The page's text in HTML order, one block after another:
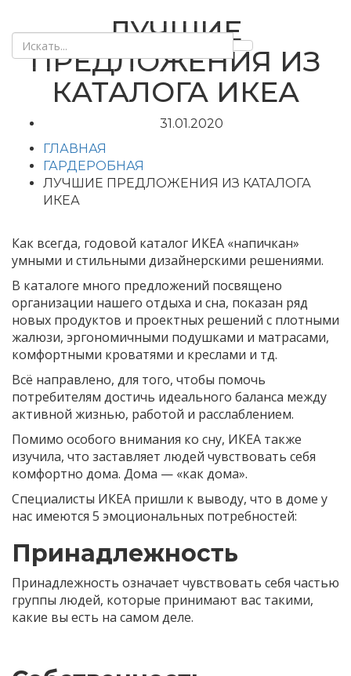
ЛУЧШИЕ
ПРЕДЛОЖЕНИЯ ИЗ
КАТАЛОГА ИКЕА
31.01.2020
ГЛАВНАЯ
ГАРДЕРОБНАЯ
ЛУЧШИЕ ПРЕДЛОЖЕНИЯ ИЗ КАТАЛОГА
ИКЕА
Как всегда, годовой каталог ИКЕА «напичкан»
умными и стильными дизайнерскими решениями.
В каталоге много предложений посвящено
организации нашего отдыха и сна, показан ряд
новых продуктов и проектных решений с плотными
жалюзи, эргономичными подушками и матрасами,
комфортными кроватями и креслами и тд.
Всё направлено, для того, чтобы помочь
потребителям достичь идеального баланса между
активной жизнью, работой и расслаблением.
Помимо особого внимания ко сну, ИКЕА также
изучила, что заставляет людей чувствовать себя
комфортно дома. Дома — «как дома».
Специалисты ИКЕА пришли к выводу, что в доме у
нас имеются 5 эмоциональных потребностей:
Принадлежность
Принадлежность означает чувствовать себя частью
группы людей, которые принимают вас такими,
какие вы есть на самом деле.